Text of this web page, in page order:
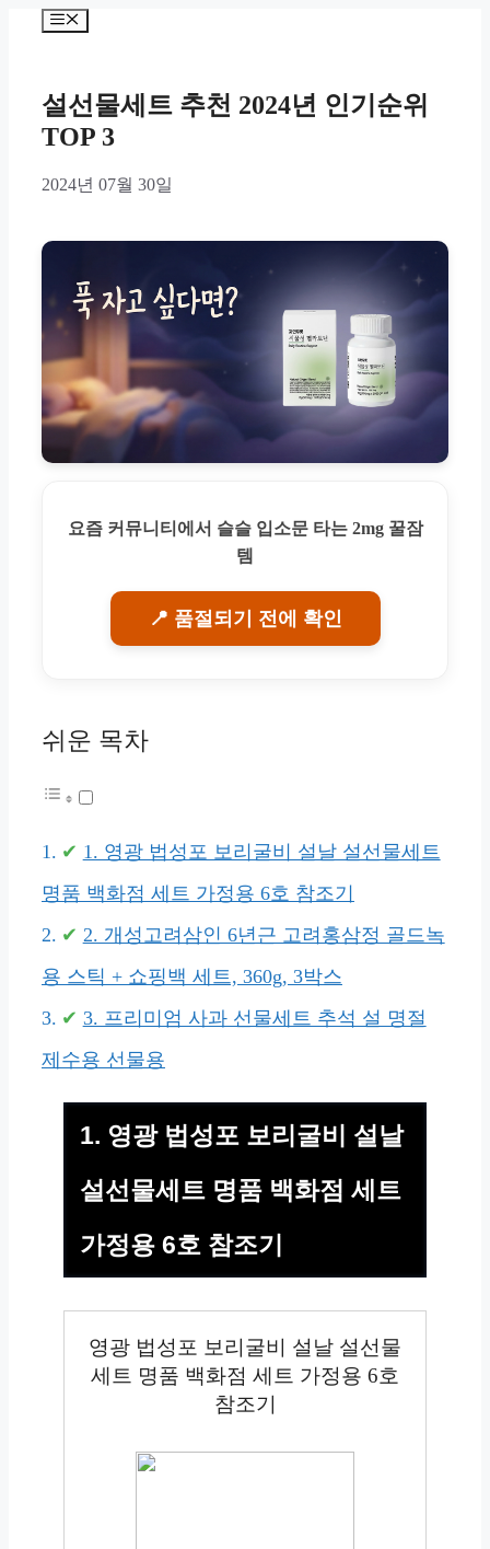
Menu
설선물세트 추천 2024년 인기순위
TOP 3
2024년 07월 30일
요즘 커뮤니티에서 슬슬 입소문 타는 2mg 꿀잠
템
📍 품절되기 전에 확인
쉬운 목차
1. 영광 법성포 보리굴비 설날 설선물세트
명품 백화점 세트 가정용 6호 참조기
2. 개성고려삼인 6년근 고려홍삼정 골드녹
용 스틱 + 쇼핑백 세트, 360g, 3박스
3. 프리미엄 사과 선물세트 추석 설 명절
제수용 선물용
1. 영광 법성포 보리굴비 설날
설선물세트 명품 백화점 세트
가정용 6호 참조기
영광 법성포 보리굴비 설날 설선물
세트 명품 백화점 세트 가정용 6호
참조기